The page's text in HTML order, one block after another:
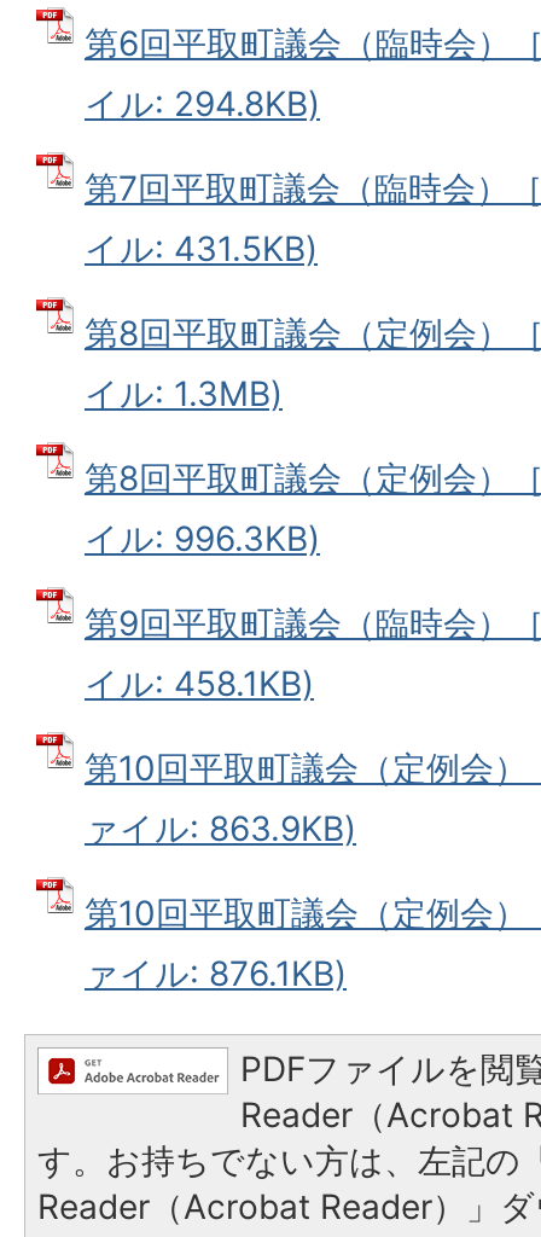
第6回平取町議会（臨時会）
イル: 294.8KB)
第7回平取町議会（臨時会）
イル: 431.5KB)
第8回平取町議会（定例会）
イル: 1.3MB)
第8回平取町議会（定例会）
イル: 996.3KB)
第9回平取町議会（臨時会）
イル: 458.1KB)
第10回平取町議会（定例会
ァイル: 863.9KB)
第10回平取町議会（定例会
ァイル: 876.1KB)
PDFファイルを閲
Reader（Acrobat
す。お持ちでない方は、左記の
Reader（Acrobat Reader）」